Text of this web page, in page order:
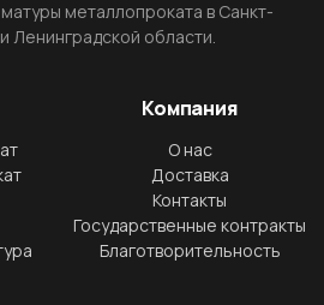
металлопроката в Санкт-
Ленинградской области.
Компания
О нас
Доставка
Контакты
Государственные контракты
Благотворительность